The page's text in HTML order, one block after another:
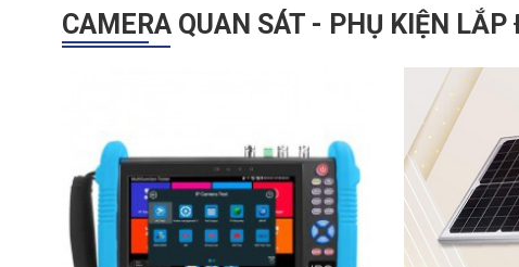
CAMERA QUAN SÁT - PHỤ KIỆN LẮP